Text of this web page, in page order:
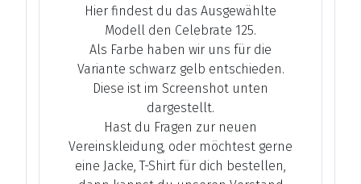
Hier findest du das Ausgewählte
Modell den Celebrate 125.
Als Farbe haben wir uns für die
Variante schwarz gelb entschieden.
Diese ist im Screenshot unten
dargestellt.
Hast du Fragen zur neuen
Vereinskleidung, oder möchtest gerne
eine Jacke, T-Shirt für dich bestellen,